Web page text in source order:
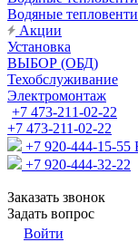
Водяные
Акции
Установка
ВЫБОР (ОБД)
Техобслуживание
Электромонтаж
+7 473-211-02-22
+7 473-211-02-22
+7 920-444-15-55
+7 920-444-32-22
Заказать звонок
Задать вопрос
Войти